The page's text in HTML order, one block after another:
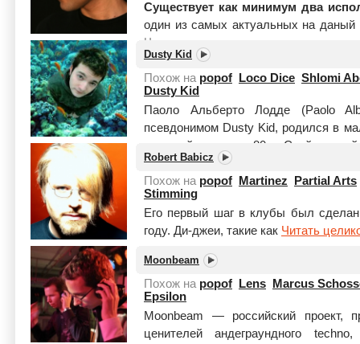
Существует как минимум два
один из самых актуальных на
Читать целиком
Dusty Kid
Похож на popof Loco Dice Shlomi
Dusty Kid
Паоло Альберто Лодде (Paolo
псевдонимом Dusty Kid, родился в
в первой половине 80-х. Свой
уже в 10-лет...Читать целиком
Robert Babicz
Похож на popof Martinez
Partial Arts
Stimming
Его первый шаг в клубы был
году. Ди-джеи, такие как Читать
Moonbeam
Похож на popof Lens
Marcus
Epsilon
Moonbeam — российский проект,
ценителей андеграундного